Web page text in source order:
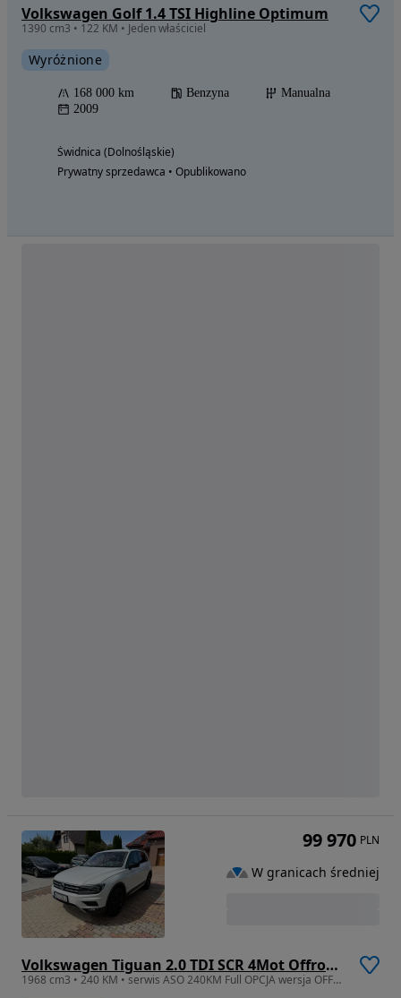
Volkswagen Golf 1.4 TSI Highline Optimum
1390 cm3 • 122 KM • Jeden właściciel
Wyróżnione
168 000 km Benzyna
Manualna
2009
Świdnica (Dolnośląskie)
Prywatny sprzedawca • Opublikowano
Volkswagen Tiguan 2.0 TDI SCR 4Mot Offroad DSG
1968 cm3 • 240 KM • serwis ASO 240KM Full OPCJA wersja OFFROAD Blis Hak ACC DCC
99 970 PLN
W granicach średniej